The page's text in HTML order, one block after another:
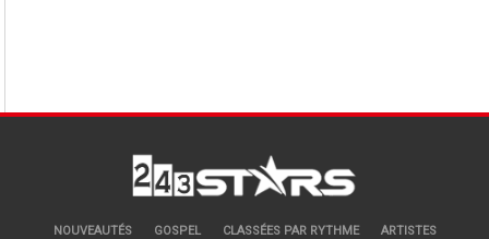
NOUVEAUTÉS GOSPEL CLASSÉES PAR RYTHME ARTISTES